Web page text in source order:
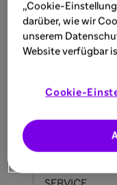
19.11.2025
NUB-Portal
.nub-Dateien
Mehr
„Cookie-
darüber, wie wir
unserem
Website verfügbar
Cookie-